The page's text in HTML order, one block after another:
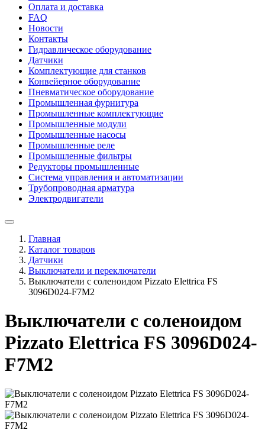
Оплата и доставка
FAQ
Новости
Контакты
Гидравлическое оборудование
Датчики
Комплектующие для станков
Конвейерное оборудование
Пневматическое оборудование
Промышленная фурнитура
Промышленные комплектующие
Промышленные модули
Промышленные насосы
Промышленные реле
Промышленные фильтры
Редукторы промышленные
Система управления и автоматизации
Трубопроводная арматура
Электродвигатели
Главная
Каталог товаров
Датчики
Выключатели и переключатели
Выключатели с соленоидом Pizzato Elettrica FS
3096D024-F7M2
Выключатели с соленоидом
Pizzato Elettrica FS 3096D024-
F7M2